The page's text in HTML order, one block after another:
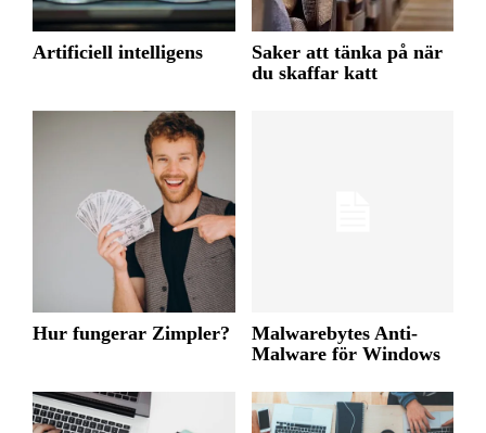
Artificiell intelligens
Saker att tänka på när
du skaffar katt
Hur fungerar Zimpler?
Malwarebytes Anti-
Malware för Windows